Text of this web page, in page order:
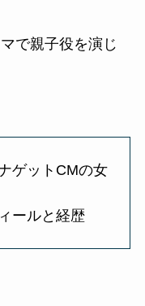
で親子役を演じ
ゲット CMの女
ールと経歴